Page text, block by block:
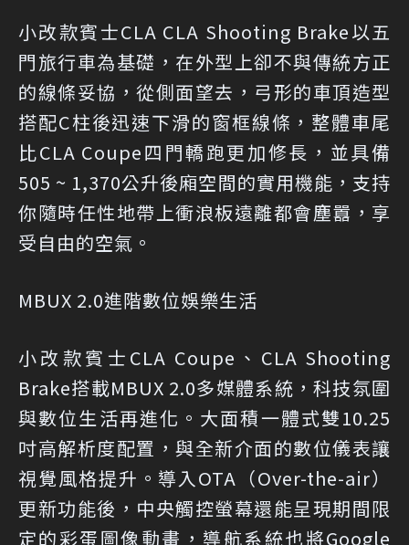
小改款賓士CLA CLA Shooting Brake以五
門旅行車為基礎，在外型上卻不與傳統方正
的線條妥協，從側面望去，弓形的車頂造型
搭配C柱後迅速下滑的窗框線條，整體車尾
比CLA Coupe四門轎跑更加修長，並具備
505 ~ 1,370公升後廂空間的實用機能，支持
你隨時任性地帶上衝浪板遠離都會塵囂，享
受自由的空氣。
MBUX 2.0進階數位娛樂生活
小改款賓士CLA Coupe、CLA Shooting
Brake搭載MBUX 2.0多媒體系統，科技氛圍
與數位生活再進化。大面積一體式雙10.25
吋高解析度配置，與全新介面的數位儀表讓
視覺風格提升。導入OTA（Over-the-air）
更新功能後，中央觸控螢幕還能呈現期間限
定的彩蛋圖像動畫，導航系統也將Google